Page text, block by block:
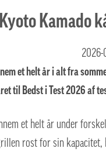
Kamado
2026-
et helt år i alt fra
til Bedst i Test 2026 af
et helt år under
rost for sin